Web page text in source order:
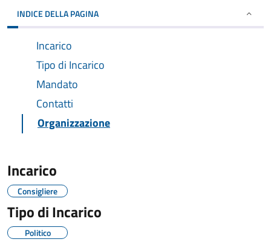
INDICE DELLA PAGINA
Incarico
Tipo di Incarico
Mandato
Contatti
Organizzazione
Incarico
Consigliere
Tipo di Incarico
Politico